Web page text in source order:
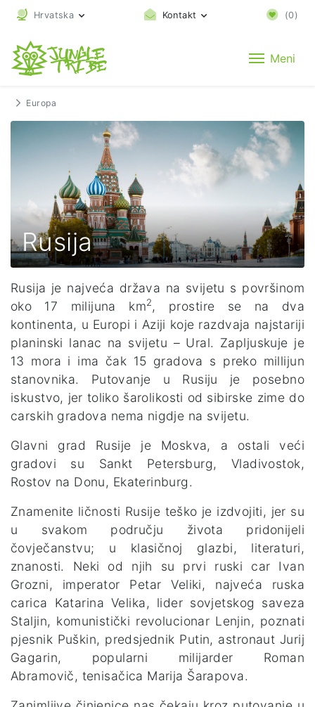
Hrvatska Kontakt (0)
Meni
Europa
Rusija
Rusija je najveća država na svijetu s površinom
oko 17 milijuna km2, prostire se na dva
kontinenta, u Europi i Aziji koje razdvaja najstariji
planinski lanac na svijetu – Ural. Zapljuskuje je
13 mora i ima čak 15 gradova s preko millijun
stanovnika. Putovanje u Rusiju je posebno
iskustvo, jer toliko šarolikosti od sibirske zime do
carskih gradova nema nigdje na svijetu.
Glavni grad Rusije je Moskva, a ostali veći
gradovi su Sankt Petersburg, Vladivostok,
Rostov na Donu, Ekaterinburg.
Znamenite ličnosti Rusije teško je izdvojiti, jer su
u svakom području života pridonijeli
čovječanstvu; u klasičnoj glazbi, literaturi,
znanosti. Neki od njih su prvi ruski car Ivan
Grozni, imperator Petar Veliki, najveća ruska
carica Katarina Velika, lider sovjetskog saveza
Staljin, komunistički revolucionar Lenjin, poznati
pjesnik Puškin, predsjednik Putin, astronaut Jurij
Gagarin, popularni milijarder Roman
Abramovič, tenisačica Marija Šarapova.